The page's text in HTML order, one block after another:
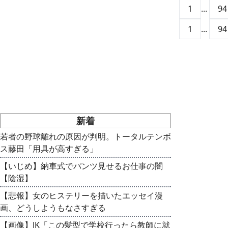
1 ... 94
1
... 94
新着
若者の野球離れの原因が判明。トータルテンボ
ス藤田「用具が高すぎる」
【いじめ】納車式でパンツ見せるお仕事の闇
【陰湿】
【悲報】女のヒステリーを描いたエッセイ漫
画、どうしようもなさすぎる
【画像】JK「この髪型で学校行ったら教師に就